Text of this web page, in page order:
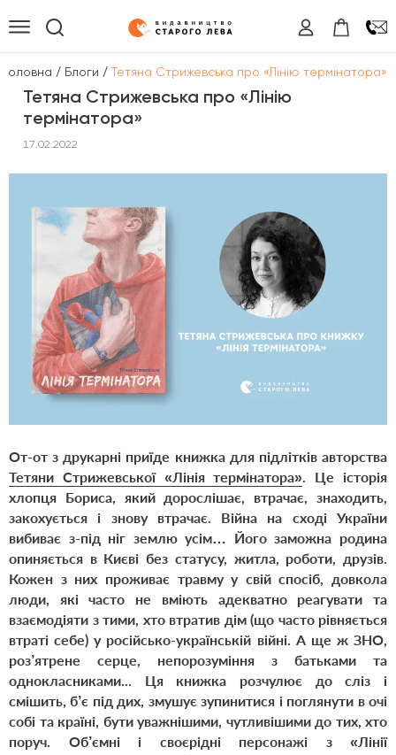
Головна / Блоги / Тетяна Стрижевська про «Лінію термінатора»
Тетяна Стрижевська про «Лінію
термінатора»
17.02.2022
От-от з друкарні приїде книжка для підлітків авторства
Тетяни Стрижевської «Лінія термінатора». Це історія
хлопця Бориса, який дорослішає, втрачає, знаходить,
закохується і знову втрачає. Війна на сході України
вибиває з-під ніг землю усім… Його заможна родина
опиняється в Києві без статусу, житла, роботи, друзів.
Кожен з них проживає травму у свій спосіб, довкола
люди, які часто не вміють адекватно реагувати та
взаємодіяти з тими, хто втратив дім (що часто рівняється
втраті себе) у російсько-українській війні. А ще ж ЗНО,
роз’ятрене серце, непорозуміння з батьками та
однокласниками... Ця книжка розчулює до сліз і
смішить, б’є під дих, змушує зупинитися і поглянути в очі
собі та країні, бути уважнішими, чутливішими до тих, хто
поруч. Об’ємні і своєрідні персонажі з «Лінії